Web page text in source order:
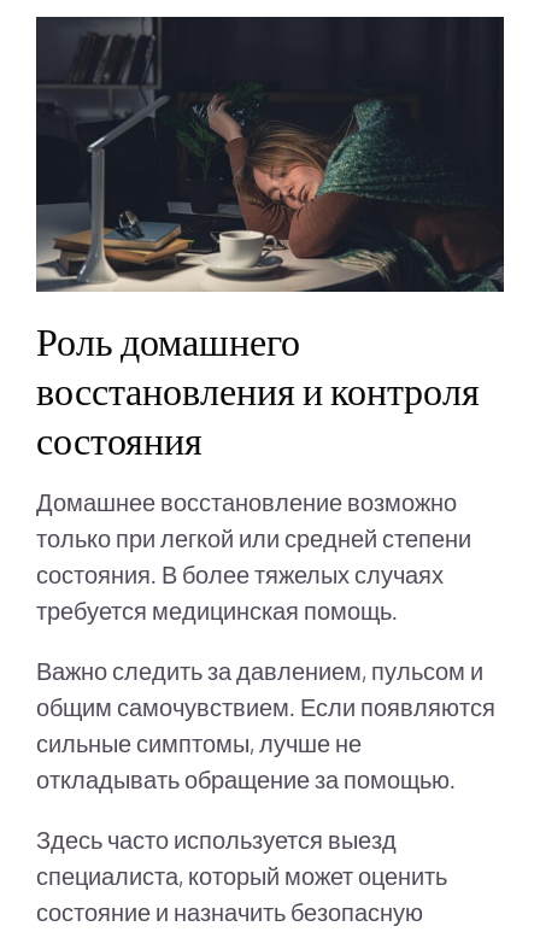
Роль домашнего
восстановления и контроля
состояния
Домашнее восстановление возможно
только при легкой или средней степени
состояния. В более тяжелых случаях
требуется медицинская помощь.
Важно следить за давлением, пульсом и
общим самочувствием. Если появляются
сильные симптомы, лучше не
откладывать обращение за помощью.
Здесь часто используется выезд
специалиста, который может оценить
состояние и назначить безопасную